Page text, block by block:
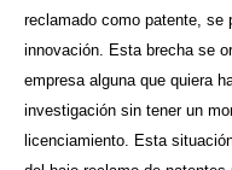
reclamado como patente, se
innovación. Esta brecha se
empresa alguna que quiera
investigación sin tener un
licenciamiento. Esta